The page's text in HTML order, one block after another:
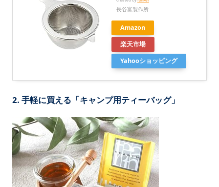
長谷富製作所
Amazon
楽天市場
Yahooショッピング
2. 手軽に買える「キャンプ用ティーバッグ」